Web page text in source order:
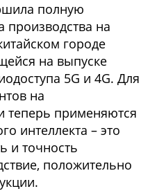
полную
производства на
городе
на выпуске
5G и 4G. Для
на
теперь применяются
интеллекта – это
и точность
положительно